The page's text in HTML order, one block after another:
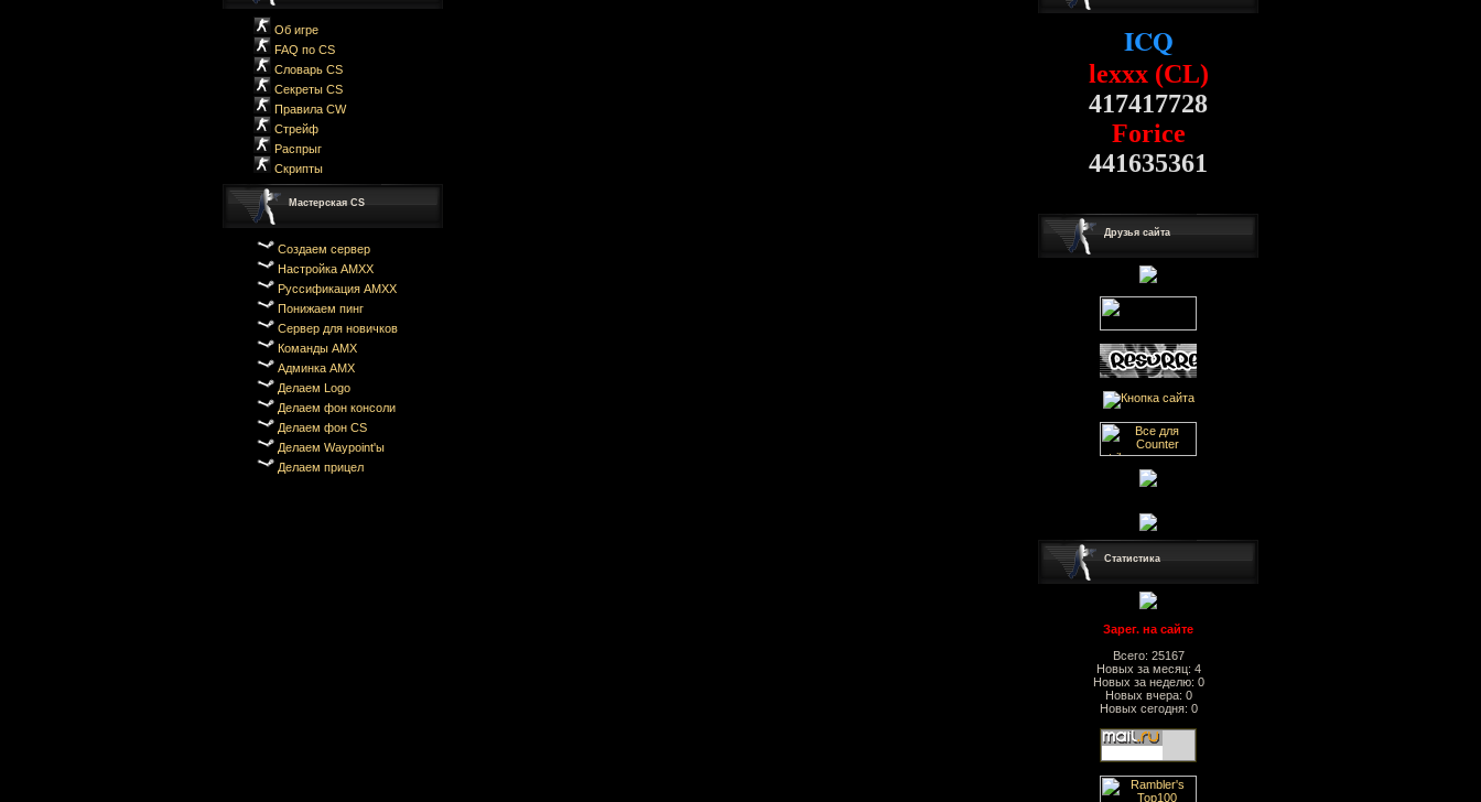
Об игре
FAQ по CS
Словарь CS
Секреты CS
Правила CW
Стрейф
Распрыг
Скрипты
Мастерская CS
Создаем сервер
Настройка AMXX
Руссификация AMXX
Понижаем пинг
Сервер для новичков
Команды AMX
Админка AMX
Делаем Logo
Делаем фон консоли
Делаем фон CS
Делаем Waypoint'ы
Делаем прицел
ICQ
lexxx (CL)
417417728
Forice
441635361
Друзья сайта
Статистика
Зарег. на сайте
Всего: 25167
Новых за месяц: 4
Новых за неделю: 0
Новых вчера: 0
Новых сегодня: 0